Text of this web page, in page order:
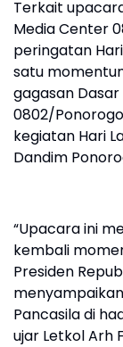
Terkait
Media Center
peringatan
satu
gagasan Dasar
0802/
kegiatan Hari
Dandim
“Upacara ini
kembali
Presiden
Pancasila di
ujar Letkol Arh